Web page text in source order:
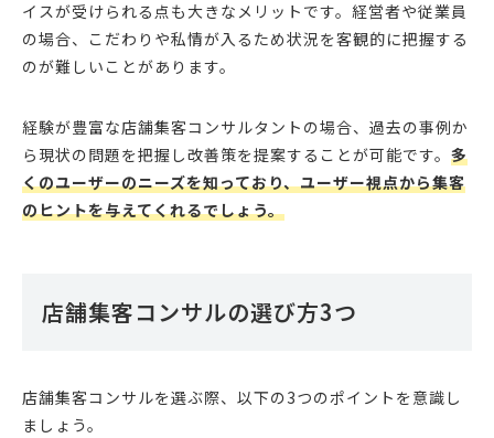
イスが受けられる点も大きなメリットです。経営者や従業員
の場合、こだわりや私情が入るため状況を客観的に把握する
のが難しいことがあります。
経験が豊富な店舗集客コンサルタントの場合、過去の事例か
ら現状の問題を把握し改善策を提案することが可能です。 多
くのユーザーのニーズを知っており、ユーザー視点から集客
のヒントを与えてくれるでしょう。
店舗集客コンサルの選び方3つ
店舗集客コンサルを選ぶ際、以下の3つのポイントを意識し
ましょう。